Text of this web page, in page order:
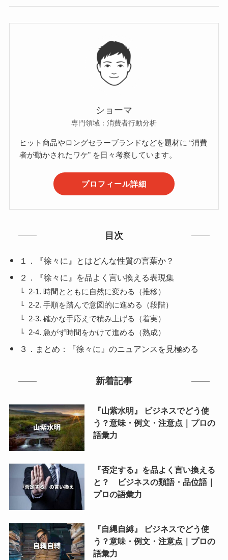
ショーマ
専門領域：消費者行動分析
ヒット商品やロングセラーブランドなどを題材に “消費
者が動かされたワケ” を日々考察しています。
プロフィール詳細
目次
１．『徐々に』とはどんな性質の言葉か？
２．『徐々に』を品よく言い換える表現集
2-1. 時間とともに自然に変わる（推移）
2-2. 手順を踏んで意図的に進める（段階）
2-3. 確かな手応えで積み上げる（着実）
2-4. 急がず時間をかけて進める（熟成）
３．まとめ：『徐々に』のニュアンスを見極める
新着記事
『山紫水明』 ビジネスでどう使
う？意味・例文・注意点｜プロの
語彙力
『否定する』を品よく言い換える
と？ ビジネスの類語・品位語｜
プロの語彙力
『自縄自縛』 ビジネスでどう使
う？意味・例文・注意点｜プロの
語彙力